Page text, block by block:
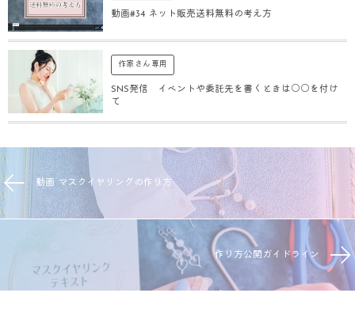
動画#34 ネット販売送料無料の考え方
作家さん専用
SNS発信 イベントや委託先を書くときは○○を付け
て
動画 マスクイヤリングの作り方
作り方公開ガイドライン